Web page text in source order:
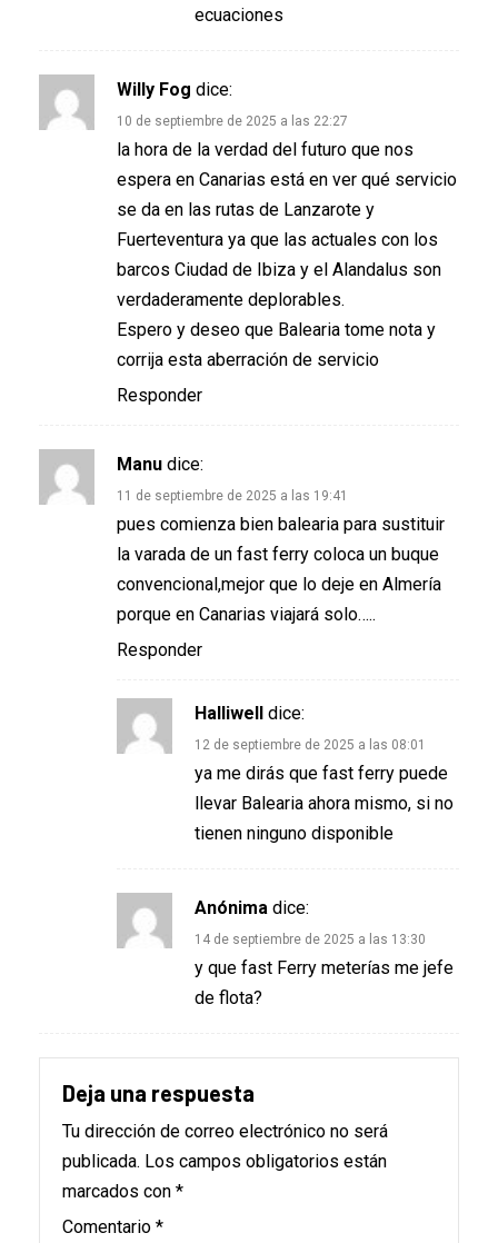
ecuaciones
Willy Fog dice:
10 de septiembre de 2025 a las 22:27
la hora de la verdad del futuro que nos
espera en Canarias está en ver qué servicio
se da en las rutas de Lanzarote y
Fuerteventura ya que las actuales con los
barcos Ciudad de Ibiza y el Alandalus son
verdaderamente deplorables.
Espero y deseo que Balearia tome nota y
corrija esta aberración de servicio
Responder
Manu dice:
11 de septiembre de 2025 a las 19:41
pues comienza bien balearia para sustituir
la varada de un fast ferry coloca un buque
convencional,mejor que lo deje en Almería
porque en Canarias viajará solo…..
Responder
Halliwell dice:
12 de septiembre de 2025 a las 08:01
ya me dirás que fast ferry puede
llevar Balearia ahora mismo, si no
tienen ninguno disponible
Anónima dice:
14 de septiembre de 2025 a las 13:30
y que fast Ferry meterías me jefe
de flota?
Deja una respuesta
Tu dirección de correo electrónico no será
publicada. Los campos obligatorios están
marcados con *
Comentario *